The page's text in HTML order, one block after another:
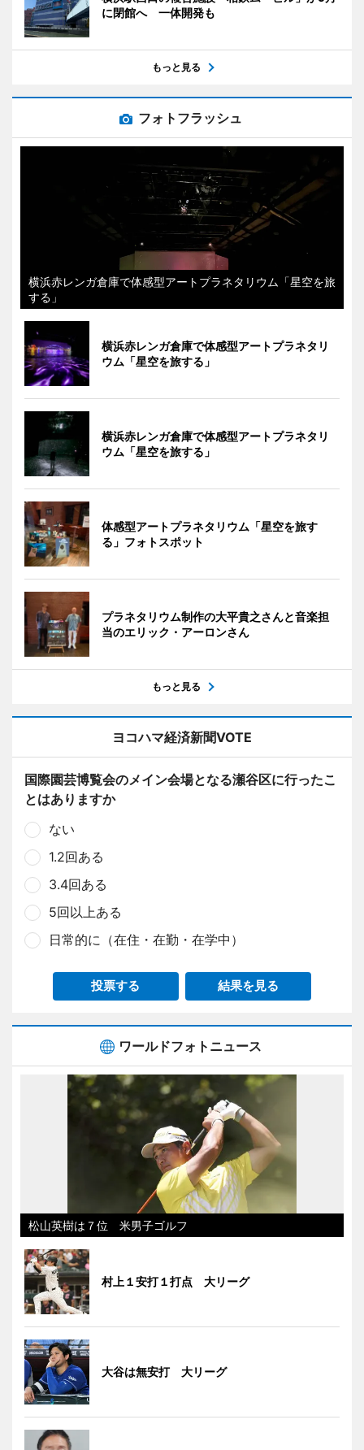
に閉館へ 一体開発も
もっと見る
フォトフラッシュ
横浜赤レンガ倉庫で体感型アートプラネタリウム「星空を旅
する」
横浜赤レンガ倉庫で体感型アートプラネタリ
ウム「星空を旅する」
横浜赤レンガ倉庫で体感型アートプラネタリ
ウム「星空を旅する」
体感型アートプラネタリウム「星空を旅す
る」フォトスポット
プラネタリウム制作の大平貴之さんと音楽担
当のエリック・アーロンさん
もっと見る
ヨコハマ経済新聞VOTE
国際園芸博覧会のメイン会場となる瀬谷区に行ったこ
とはありますか
ない
1.2回ある
3.4回ある
5回以上ある
日常的に（在住・在勤・在学中）
投票する 結果を見る
ワールドフォトニュース
松山英樹は７位 米男子ゴルフ
村上１安打１打点 大リーグ
大谷は無安打 大リーグ